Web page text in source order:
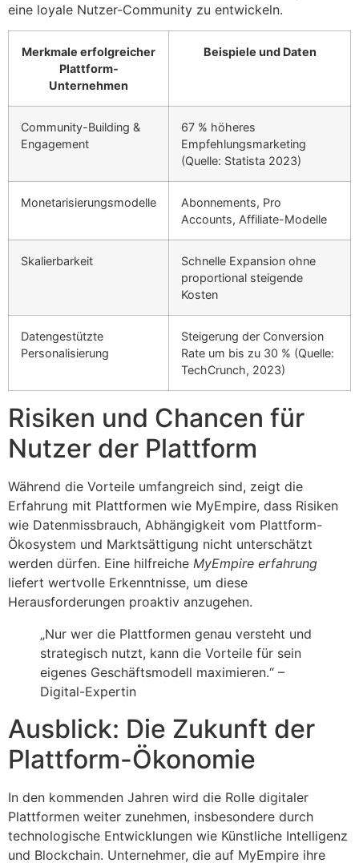
eine loyale Nutzer-Community zu entwickeln.
Merkmale erfolgreicher
Plattform-
Unternehmen
Beispiele und Daten
Community-Building &
Engagement
67 % höheres
Empfehlungsmarketing
(Quelle: Statista 2023)
Monetarisierungsmodelle
Abonnements, Pro
Accounts, Affiliate-Modelle
Skalierbarkeit
Schnelle Expansion ohne
proportional steigende
Kosten
Datengestützte
Personalisierung
Steigerung der Conversion
Rate um bis zu 30 % (Quelle:
TechCrunch, 2023)
Risiken und Chancen für
Nutzer der Plattform
Während die Vorteile umfangreich sind, zeigt die
Erfahrung mit Plattformen wie MyEmpire, dass Risiken
wie Datenmissbrauch, Abhängigkeit vom Plattform-
Ökosystem und Marktsättigung nicht unterschätzt
werden dürfen. Eine hilfreiche MyEmpire erfahrung
liefert wertvolle Erkenntnisse, um diese
Herausforderungen proaktiv anzugehen.
„Nur wer die Plattformen genau versteht und
strategisch nutzt, kann die Vorteile für sein
eigenes Geschäftsmodell maximieren.“ –
Digital-Expertin
Ausblick: Die Zukunft der
Plattform-Ökonomie
In den kommenden Jahren wird die Rolle digitaler
Plattformen weiter zunehmen, insbesondere durch
technologische Entwicklungen wie Künstliche Intelligenz
und Blockchain. Unternehmer, die auf MyEmpire ihre